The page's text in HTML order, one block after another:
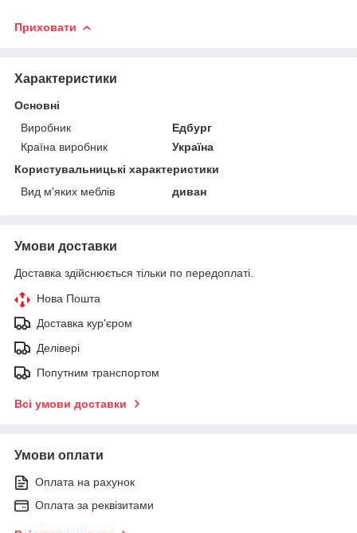
Приховати
Характеристики
Основні
Виробник
Едбург
Країна виробник
Україна
Користувальницькі характеристики
Вид м'яких меблів
диван
Умови доставки
Доставка здійснюється тільки по передоплаті.
Нова Пошта
Доставка кур'єром
Делівері
Попутним транспортом
Всі умови доставки
Умови оплати
Оплата на рахунок
Оплата за реквізитами